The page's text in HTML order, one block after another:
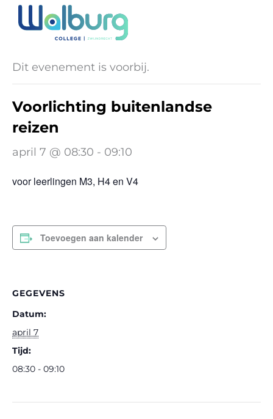
naar
inhoud
« Alle Evenementen
Dit evenement is voorbij.
Voorlichting buitenlandse
reizen
april 7 @ 08:30 - 09:10
voor leerlingen M3, H4 en V4
Toevoegen aan kalender
GEGEVENS
Datum:
april 7
Tijd:
08:30 - 09:10